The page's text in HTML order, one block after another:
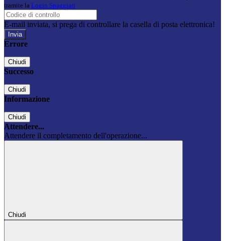
tramite la Login Spaggiari
E-mail inviata, si prega di controllare la casella di posta elettronica!
Errore
Chiudi
Successo
Chiudi
Informazione
Chiudi
Attendere...
Attendere il completamento dell'operazione...
Chiudi